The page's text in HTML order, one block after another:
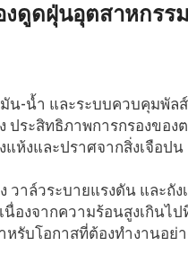
งดูดฝุ่นอุตสาหกรรม
น-น้ำ และระบบควบคุมพัล
ระสิทธิภาพการกรองของ
ห้งและปราศจากสิ่งเจือปน
าล์วระบายแรงดัน และถัง
องจากความร้อนสูงเกินไป
รับโอกาสที่ต้องทำงานอย่า